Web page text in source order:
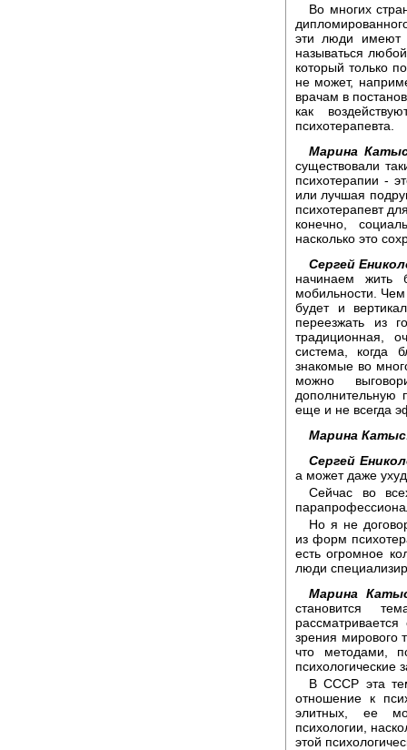
Во многих
эти люди имеют
называться
который только
не может,
врачам в
как
психотерапевта.
Марина
существовали
психотерапии -
или лучшая
психотерапевт
конечно,
насколько это
Сергей
начинаем жить
мобильности.
будет и
переезжать из
традиционная,
система, когда
знакомые во
можно
еще и не всегда
Марина
Сергей
а может даже
Сейчас во
Но я не
из форм
есть огромное
люди
Марина
становится
зрения мирового
что методами,
психологические
В СССР эта
отношение к
элитных, ее
психологии,
этой